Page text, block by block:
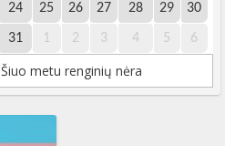
24 25 26 27 28 29 30
31 1 2 3 4 5 6
Šiuo metu renginių nėra